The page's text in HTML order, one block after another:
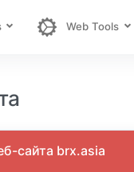
Web Tools
сайта brx.asia